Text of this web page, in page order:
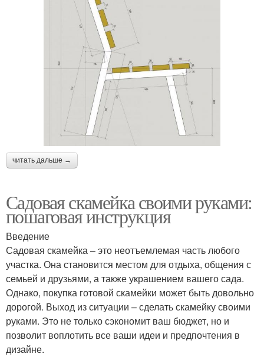
читать дальше →
Садовая скамейка своими руками:
пошаговая инструкция
Введение
Садовая скамейка – это неотъемлемая часть любого
участка. Она становится местом для отдыха, общения с
семьей и друзьями, а также украшением вашего сада.
Однако, покупка готовой скамейки может быть довольно
дорогой. Выход из ситуации – сделать скамейку своими
руками. Это не только сэкономит ваш бюджет, но и
позволит воплотить все ваши идеи и предпочтения в
дизайне.